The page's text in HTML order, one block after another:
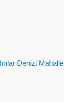
Denizi